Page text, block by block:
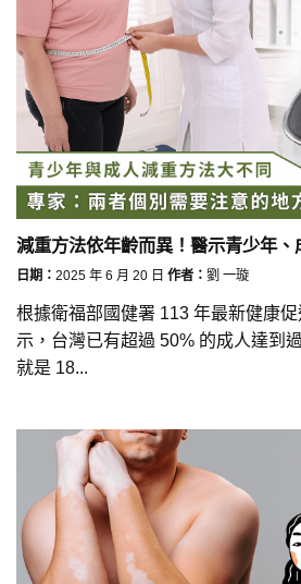
減重方法依年齡而異！醫示青少年
日期： 2025 年 6 月 20 日 作者： 劉 一璇
根據衛福部國健署 113 年最新健康
示，台灣已有超過 50% 的成人達到
就是 18...